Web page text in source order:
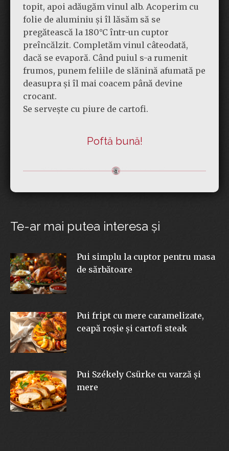
topit, apoi adăugăm vinul alb. Acoperim cu
folie de aluminiu și îl lăsăm să se
pregătească la 180°C într-un cuptor
preîncălzit. Completăm vinul câteodată,
dacă se evaporă. Când puiul s-a rumenit
frumos, punem feliile de slănină afumată pe
deasupra și îl mai coacem până devine
crocant.
Se servește cu piure de cartofi.
Poftă bună!
Te-ar mai putea interesa şi
Pui simplu la cuptor pentru masa
de sărbătoare
Pui fript cu mere caramelizate,
ceapă roșie și cartofi steak
Pui Székely Csürke cu varză și
mere